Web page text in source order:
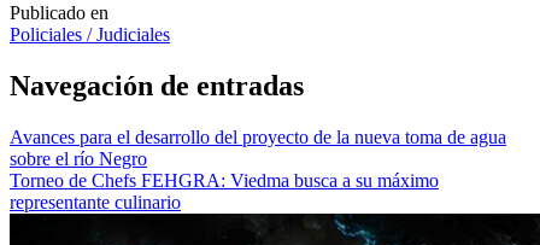
Publicado en
Policiales / Judiciales
Navegación de entradas
Avances para el desarrollo del proyecto de la nueva toma de agua
sobre el río Negro
Torneo de Chefs FEHGRA: Viedma busca a su máximo
representante culinario